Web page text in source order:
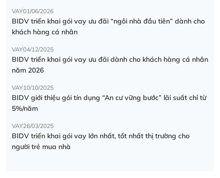
VAY01/06/2026
BIDV triển khai gói vay ưu đãi “ngôi nhà đầu tiên” dành cho
khách hàng cá nhân
VAY04/12/2025
BIDV triển khai gói vay ưu đãi dành cho khách hàng cá nhân
năm 2026
VAY10/10/2025
BIDV giới thiệu gói tín dụng “An cư vững bước” lãi suất chỉ từ
5%/năm
VAY26/03/2025
BIDV triển khai gói vay lớn nhất, tốt nhất thị trường cho
người trẻ mua nhà